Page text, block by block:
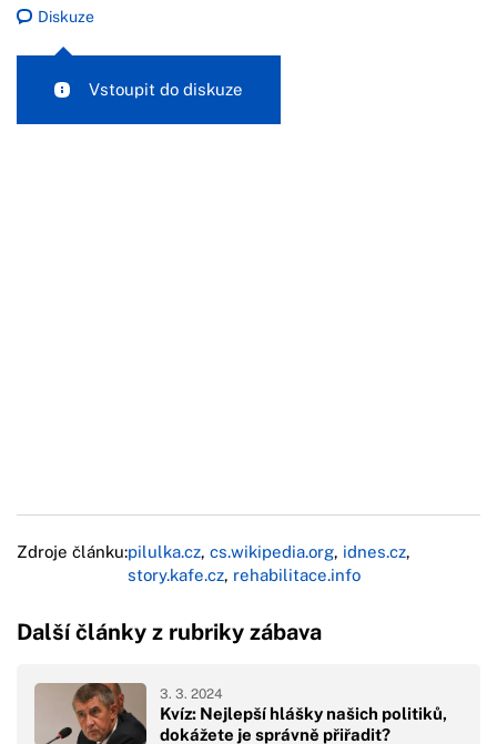
Diskuze
Vstoupit do diskuze
Zdroje článku:pilulka.cz, cs.wikipedia.org, idnes.cz,
story.kafe.cz, rehabilitace.info
Další články z rubriky zábava
Kvíz: Nejlepší hlášky našich politiků,
dokážete je správně přiřadit?
3. 3. 2024